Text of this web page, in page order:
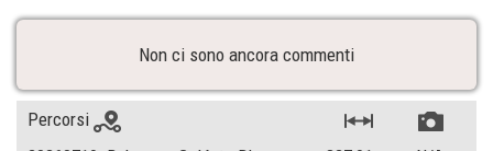
Non ci sono ancora commenti
Percorsi